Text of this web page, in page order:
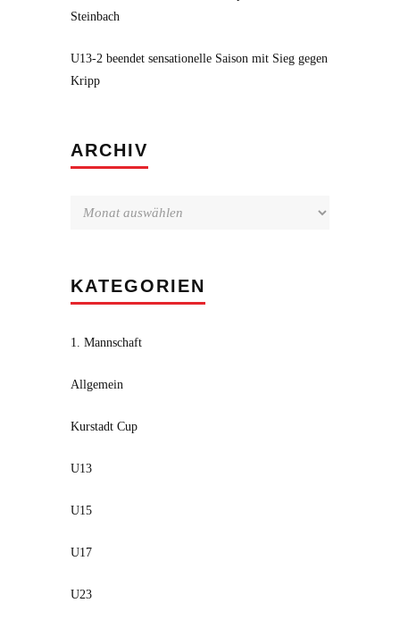
Steinbach
U13-2 beendet sensationelle Saison mit Sieg gegen
Kripp
ARCHIV
KATEGORIEN
1. Mannschaft
Allgemein
Kurstadt Cup
U13
U15
U17
U23